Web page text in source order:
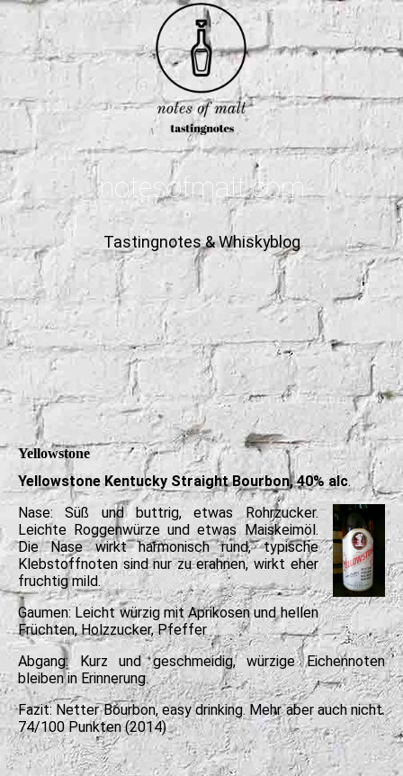
notesofmalt.com
Tastingnotes & Whiskyblog
Yellowstone
Yellowstone Kentucky Straight Bourbon, 40% alc.
Nase: Süß und buttrig, etwas Rohrzucker.
Leichte Roggenwürze und etwas Maiskeimöl.
Die Nase wirkt harmonisch rund, typische
Klebstoffnoten sind nur zu erahnen, wirkt eher
fruchtig mild.
Gaumen: Leicht würzig mit Aprikosen und hellen
Früchten, Holzzucker, Pfeffer
Abgang: Kurz und geschmeidig, würzige Eichennoten
bleiben in Erinnerung.
Fazit: Netter Bourbon, easy drinking. Mehr aber auch nicht.
74/100 Punkten (2014)